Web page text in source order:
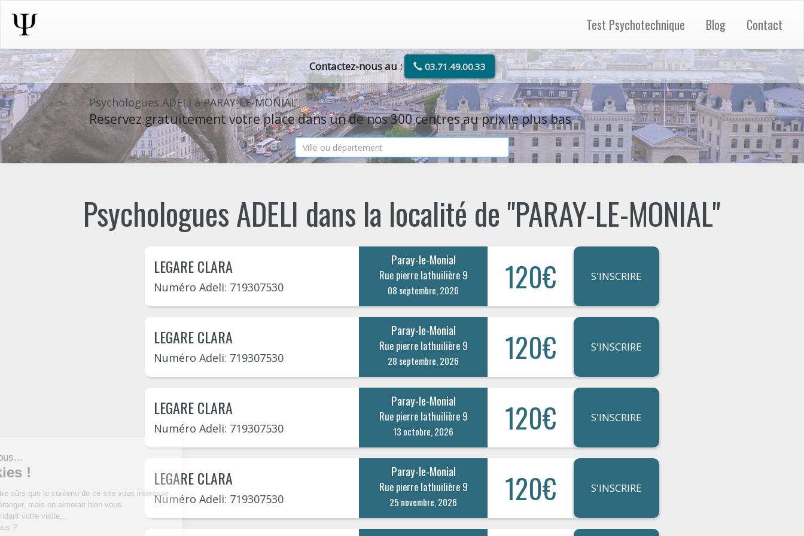
Test Psychotechnique Blog Contact
Contactez-nous au : 03.71.49.00.33
Psychologues ADELI à PARAY-LE-MONIAL
Reservez gratuitement votre place dans un de nos 300 centres au prix le plus bas
Psychologues ADELI dans la localité de "PARAY-LE-MONIAL"
LEGARE CLARA
Numéro Adeli: 719307530
Paray-le-Monial
Rue pierre lathuilière 9
08 septembre, 2026 120€ S'INSCRIRE
LEGARE CLARA
Numéro Adeli: 719307530
Paray-le-Monial
Rue pierre lathuilière 9
28 septembre, 2026 120€ S'INSCRIRE
LEGARE CLARA
Numéro Adeli: 719307530
Paray-le-Monial
Rue pierre lathuilière 9
13 octobre, 2026 120€ S'INSCRIRE
LEGARE CLARA
Numéro Adeli: 719307530
Paray-le-Monial
Rue pierre lathuilière 9
25 novembre, 2026 120€ S'INSCRIRE